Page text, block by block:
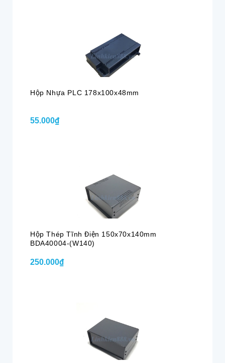
Hộp Nhựa PLC 178x100x48mm
55.000₫
Hộp Thép Tĩnh Điện 150x70x140mm
BDA40004-(W140)
250.000₫